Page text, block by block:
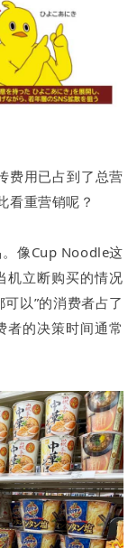
费用已占到了总营
看重营销呢？
像Cup Noodle这
机立断购买的情况
以”的消费者占了
者的决策时间通常